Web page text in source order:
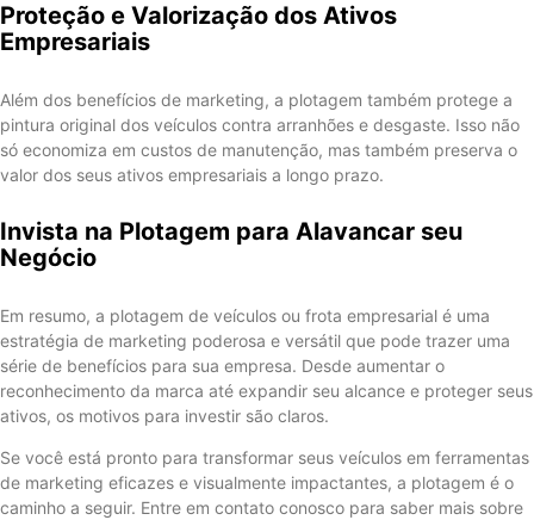
Proteção e Valorização dos Ativos
Empresariais
Além dos benefícios de marketing, a plotagem também protege a
pintura original dos veículos contra arranhões e desgaste. Isso não
só economiza em custos de manutenção, mas também preserva o
valor dos seus ativos empresariais a longo prazo.
Invista na Plotagem para Alavancar seu
Negócio
Em resumo, a plotagem de veículos ou frota empresarial é uma
estratégia de marketing poderosa e versátil que pode trazer uma
série de benefícios para sua empresa. Desde aumentar o
reconhecimento da marca até expandir seu alcance e proteger seus
ativos, os motivos para investir são claros.
Se você está pronto para transformar seus veículos em ferramentas
de marketing eficazes e visualmente impactantes, a plotagem é o
caminho a seguir. Entre em contato conosco para saber mais sobre